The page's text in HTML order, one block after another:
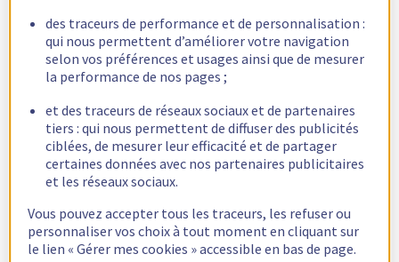
des traceurs de performance et de personnalisation :
qui nous permettent d’améliorer votre navigation
selon vos préférences et usages ainsi que de mesurer
la performance de nos pages ;
et des traceurs de réseaux sociaux et de partenaires
tiers : qui nous permettent de diffuser des publicités
ciblées, de mesurer leur efficacité et de partager
certaines données avec nos partenaires publicitaires
et les réseaux sociaux.
Vous pouvez accepter tous les traceurs, les refuser ou
personnaliser vos choix à tout moment en cliquant sur
le lien « Gérer mes cookies » accessible en bas de page.